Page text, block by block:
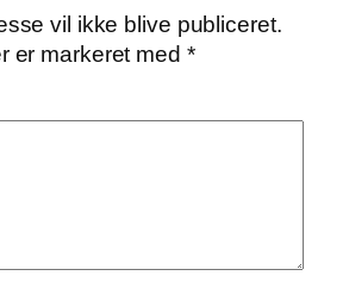
vil ikke blive publiceret.
er markeret med *